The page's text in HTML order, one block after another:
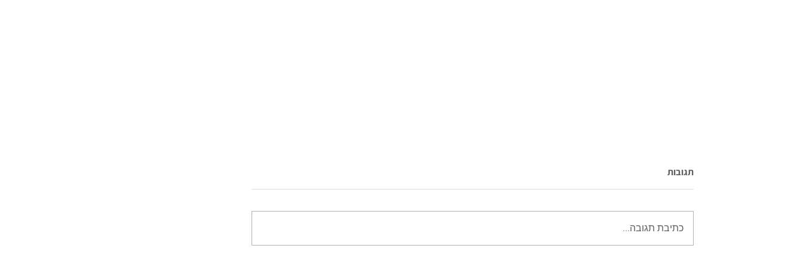
פרטים על הקורס בתל אביב
תגובות
כתיבת תגובה...